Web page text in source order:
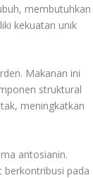
membutuhkan
kekuatan unik
Makanan ini
struktural
meningkatkan
antosianin.
pada